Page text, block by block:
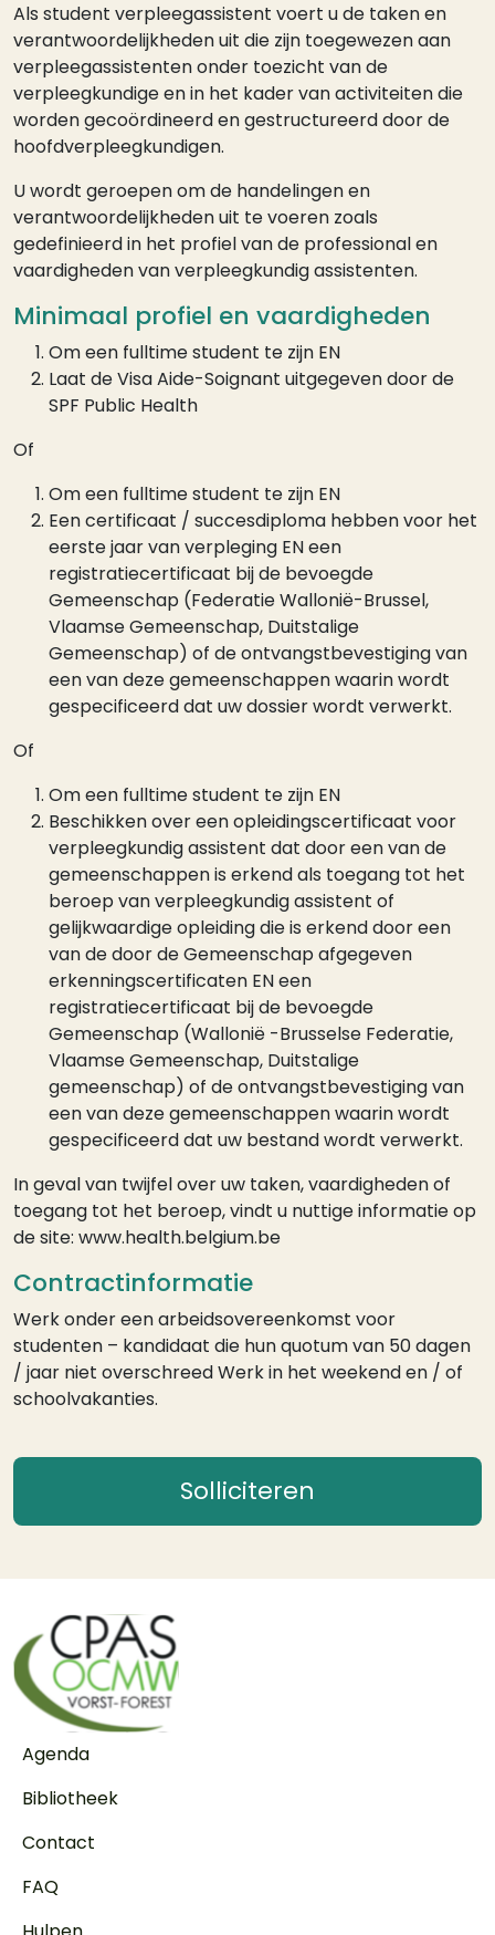
Als student verpleegassistent voert u de taken en
verantwoordelijkheden uit die zijn toegewezen aan
verpleegassistenten onder toezicht van de
verpleegkundige en in het kader van activiteiten die
worden gecoördineerd en gestructureerd door de
hoofdverpleegkundigen.
U wordt geroepen om de handelingen en
verantwoordelijkheden uit te voeren zoals
gedefinieerd in het profiel van de professional en
vaardigheden van verpleegkundig assistenten.
Minimaal profiel en vaardigheden
Om een fulltime student te zijn EN
Laat de Visa Aide-Soignant uitgegeven door de
SPF Public Health
Of
Om een fulltime student te zijn EN
Een certificaat / succesdiploma hebben voor het
eerste jaar van verpleging EN een
registratiecertificaat bij de bevoegde
Gemeenschap (Federatie Wallonië-Brussel,
Vlaamse Gemeenschap, Duitstalige
Gemeenschap) of de ontvangstbevestiging van
een van deze gemeenschappen waarin wordt
gespecificeerd dat uw dossier wordt verwerkt.
Of
Om een fulltime student te zijn EN
Beschikken over een opleidingscertificaat voor
verpleegkundig assistent dat door een van de
gemeenschappen is erkend als toegang tot het
beroep van verpleegkundig assistent of
gelijkwaardige opleiding die is erkend door een
van de door de Gemeenschap afgegeven
erkenningscertificaten EN een
registratiecertificaat bij de bevoegde
Gemeenschap (Wallonië -Brusselse Federatie,
Vlaamse Gemeenschap, Duitstalige
gemeenschap) of de ontvangstbevestiging van
een van deze gemeenschappen waarin wordt
gespecificeerd dat uw bestand wordt verwerkt.
In geval van twijfel over uw taken, vaardigheden of
toegang tot het beroep, vindt u nuttige informatie op
de site: www.health.belgium.be
Contractinformatie
Werk onder een arbeidsovereenkomst voor
studenten – kandidaat die hun quotum van 50 dagen
/ jaar niet overschreed Werk in het weekend en / of
schoolvakanties.
Solliciteren
Voet
Agenda
Bibliotheek
Contact
FAQ